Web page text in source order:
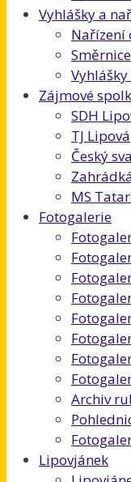
Vyhlášky a
Nařízení
Zájmové
SDH
TJ Lipová
Český
MS
Fotogalerie
Archiv
Lipovjánek